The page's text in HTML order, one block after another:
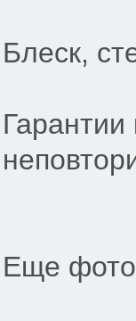
Блеск,
Гарантии
Еще фото